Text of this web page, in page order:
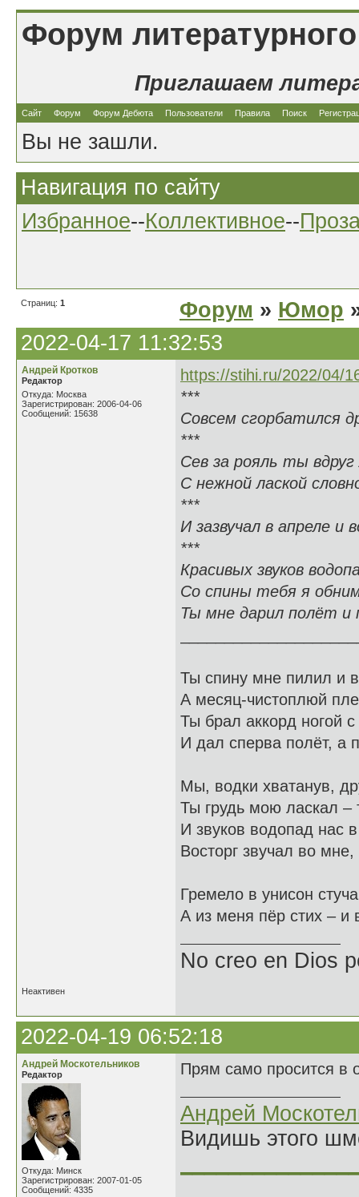
Форум
Приглашаем
Сайт Форум Форум Дебюта Пользователи Правила Поиск
Вы не зашли.
Навигация по сайту
Избранное--Коллективное--
Страниц: 1 Форум » Юмор
2022-04-17 11:32:53
Андрей Кротков
Редактор
Откуда: Москва
Зарегистрирован: 2006-04-06
Сообщений: 15638
https://stihi.ru/2022/04/
***
Совсем сгорбатился
***
Сев за рояль ты вдруг
С нежной лаской
***
И зазвучал в апреле и
***
Красивых звуков
Со спины тебя я
Ты мне дарил полёт и
Ты спину мне пилил и
А месяц-чистоплюй
Ты брал аккорд ногой
И дал сперва полёт, а
Мы, водки хватанув,
Ты грудь мою ласкал –
И звуков водопад нас
Восторг звучал во
Гремело в унисон
А из меня пёр стих – и
No creo en Dios
Неактивен
2022-04-19 06:52:18
Андрей Москотельников
Редактор
Откуда: Минск
Зарегистрирован: 2007-01-05
Сообщений: 4335
Прям само просится в
Андрей
Видишь этого